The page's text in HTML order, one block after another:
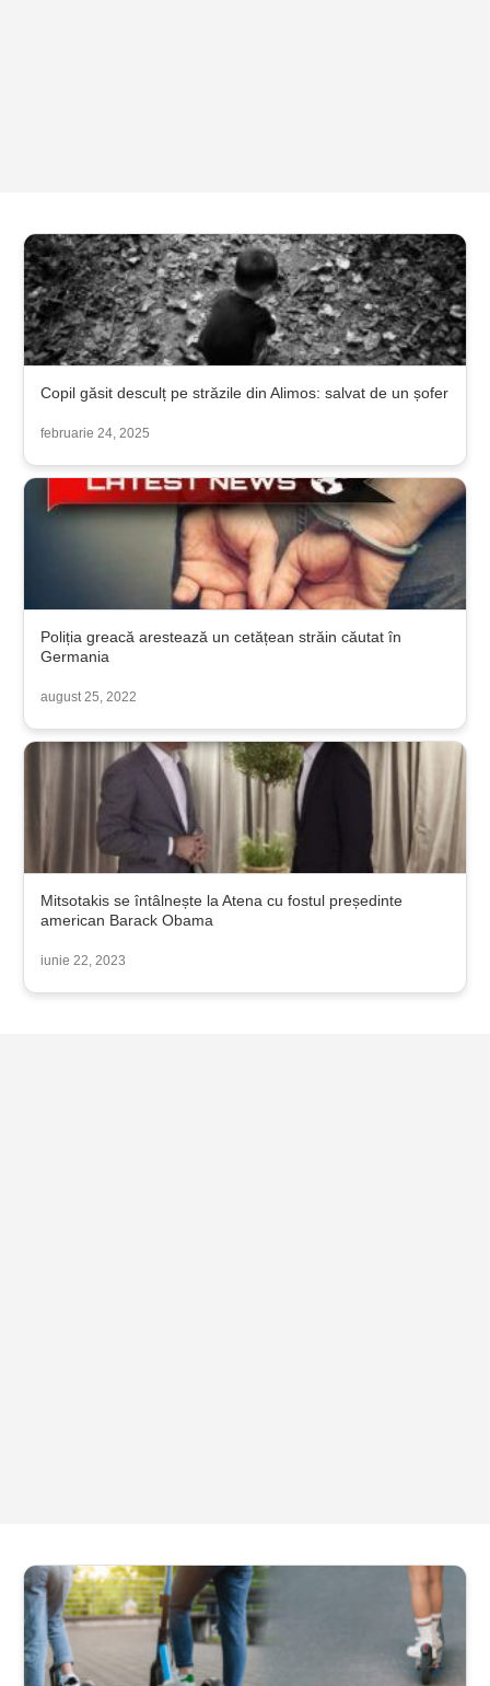
Copil găsit desculț pe străzile din Alimos: salvat de un șofer
februarie 24, 2025
Poliția greacă arestează un cetățean străin căutat în
Germania
august 25, 2022
Mitsotakis se întâlnește la Atena cu fostul președinte
american Barack Obama
iunie 22, 2023